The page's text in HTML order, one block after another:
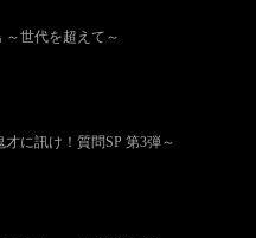
～世代を超えて～
才に訊け！質問SP 第3弾～